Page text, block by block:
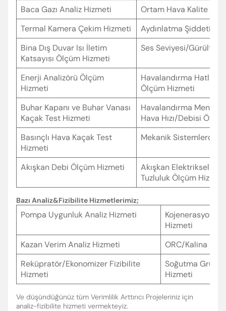
Enter’a basıp arayabilir veya ESC ile kapatabilirsiniz
Baca Gazı Analiz Hizmeti
Ortam Hava Kalite
Termal Kamera Çekim Hizmeti
Aydınlatma Şiddeti
Bina Dış Duvar Isı İletim
Katsayısı Ölçüm Hizmeti
Ses Seviyesi/Gürültü
Enerji Analizörü Ölçüm
Hizmeti
Havalandırma
Ölçüm Hizmeti
Buhar Kapanı ve Buhar Vanası
Kaçak Test Hizmeti
Havalandırma
Hava Hızı/Debisi
Basınçlı Hava Kaçak Test
Hizmeti
Mekanik Sistemlerde
Akışkan Debi Ölçüm Hizmeti
Akışkan Elektriksel
Tuzluluk Ölçüm Hizmeti
Bazı Analiz&Fizibilite Hizmetlerimiz;
Pompa Uygunluk Analiz Hizmeti
Kojenerasyon/
Hizmeti
Kazan Verim Analiz Hizmeti
ORC/Kalina
Reküpratör/Ekonomizer Fizibilite
Hizmeti
Soğutma
Hizmeti
Ve düşündüğünüz tüm Verimlilik Arttırıcı Projeleriniz için
analiz-fizibilite hizmeti vermekteyiz.